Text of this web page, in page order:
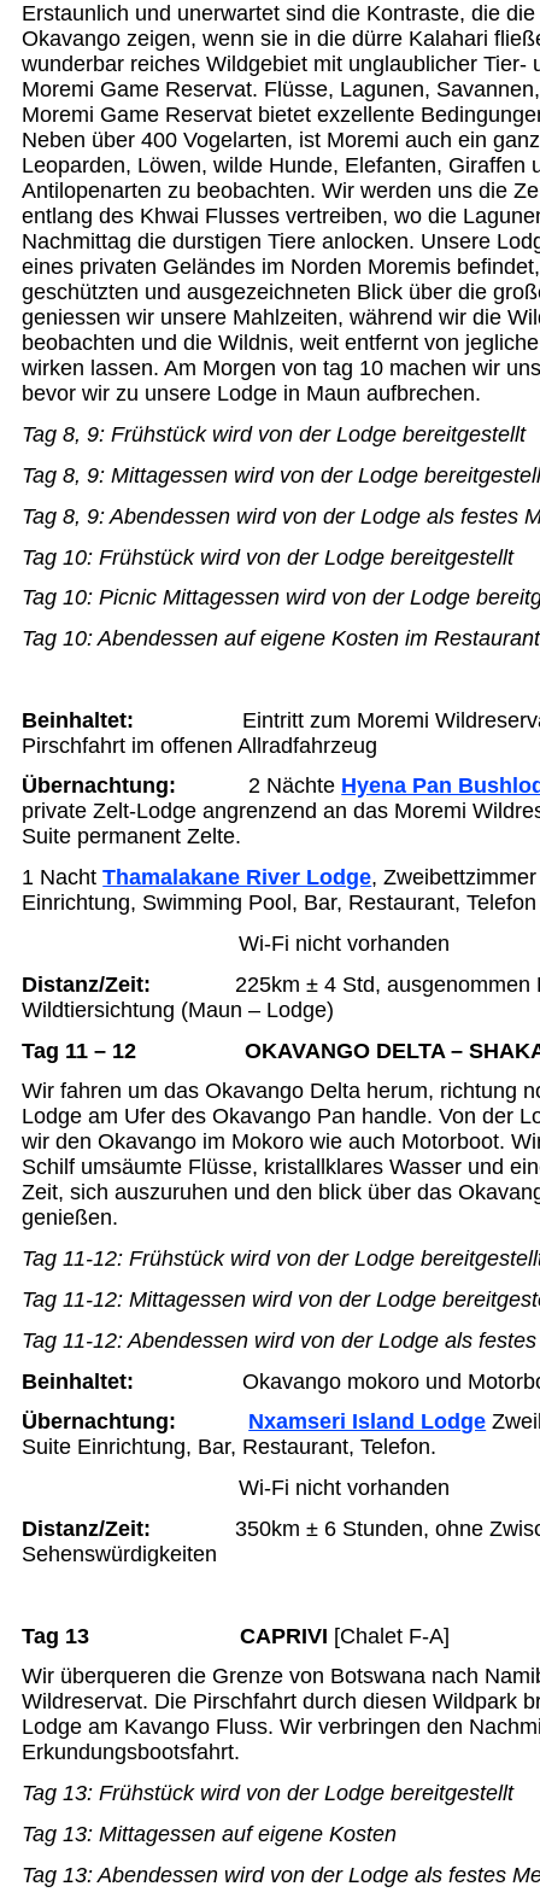
Erstaunlich und unerwartet sind die Kontraste, die
Okavango zeigen, wenn sie in die dürre Kalahari
wunderbar reiches Wildgebiet mit unglaublicher Tier-
Moremi Game Reservat. Flüsse, Lagunen,
Moremi Game Reservat bietet exzellente
Neben über 400 Vogelarten, ist Moremi auch ein
Leoparden, Löwen, wilde Hunde, Elefanten, Giraffen
Antilopenarten zu beobachten. Wir werden uns die
entlang des Khwai Flusses vertreiben, wo die
Nachmittag die durstigen Tiere anlocken. Unsere
eines privaten Geländes im Norden Moremis
geschützten und ausgezeichneten Blick über die
geniessen wir unsere Mahlzeiten, während wir die
beobachten und die Wildnis, weit entfernt von
wirken lassen. Am Morgen von tag 10 machen wir
bevor wir zu unsere Lodge in Maun aufbrechen.
Tag 8, 9:Frühstück wird von der Lodge bereitgestellt
Tag 8, 9:Mittagessen wird von der Lodge
Tag 8, 9:Abendessen wird von der Lodge als festes
Tag 10:Frühstück wird von der Lodge bereitgestellt
Tag 10: PicnicMittagessen wird von der Lodge
Tag 10:Abendessen auf eigene Kosten im Restaurant
Beinhaltet: Eintritt zum Moremi
Pirschfahrt im offenen Allradfahrzeug
Übernachtung:2 Nächte Hyena Pan
private Zelt-Lodge angrenzend an das Moremi
Suite permanent Zelte.
1 NachtThamalakane River Lodge,
Einrichtung, Swimming Pool, Bar, Restaurant, Telefon
Wi-Fi nicht vorhanden
Distanz/Zeit: 225km ± 4 Std, ausgenommen
Wildtiersichtung (Maun – Lodge)
Tag 11 – 12 OKAVANGO DELTA –
Wir fahren um das Okavango Delta herum, richtung
Lodge am Ufer des Okavango Pan handle. Von der
wir den Okavango im Mokoro wie auch Motorboot.
Schilf umsäumte Flüsse, kristallklares Wasser und
Zeit, sich auszuruhen und den blick über das
genießen.
Tag 11-12:Frühstück wird von der Lodge
Tag 11-12:Mittagessen wird von der Lodge
Tag 11-12:Abendessen wird von der Lodge als
Beinhaltet:Okavango mokoro und
Übernachtung: Nxamseri Island Lodge
Suite Einrichtung, Bar, Restaurant, Telefon.
Wi-Fi nicht vorhanden
Distanz/Zeit:350km ± 6 Stunden, ohne
Sehenswürdigkeiten
Tag 13 CAPRIVI [Chalet F-A]
Wir überqueren die Grenze von Botswana nach
Wildreservat. Die Pirschfahrt durch diesen Wildpark
Lodge am Kavango Fluss. Wir verbringen den
Erkundungsbootsfahrt.
Tag 13:Frühstück wird von der Lodge bereitgestellt
Tag 13:Mittagessen auf eigene Kosten
Tag 13:Abendessen wird von der Lodge als festes